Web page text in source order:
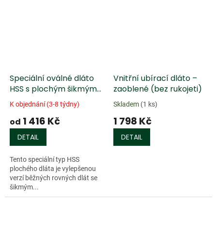
Speciální oválné dláto
HSS s plochým šikmým
ostřím
K objednání (3-8 týdny)
od 1 416 Kč
DETAIL
Tento speciální typ HSS
plochého dláta je vylepšenou
verzí běžných rovných dlát se
šikmým...
Vnitřní ubírací dláto –
zaoblené (bez rukojeti)
Skladem (1 ks)
1 798 Kč
DETAIL